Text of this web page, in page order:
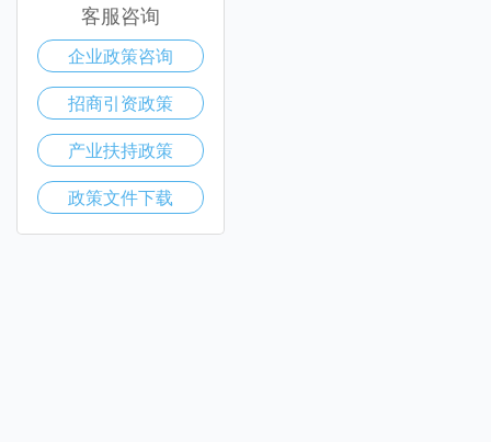
客服咨询
企业政策咨询
招商引资政策
产业扶持政策
政策文件下载